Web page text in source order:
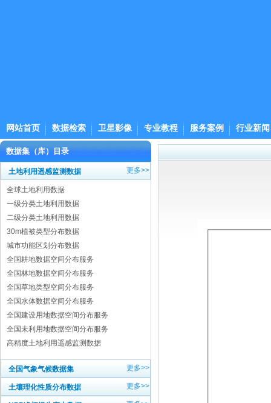
网站首页 数据检索 卫星影像 专业教程 服务案例 行业新闻
数据集（库）目录
土地利用遥感监测数据 更多>>
全球土地利用数据
一级分类土地利用数据
二级分类土地利用数据
30m植被类型分布数据
城市功能区划分布数据
全国耕地数据空间分布服务
全国林地数据空间分布服务
全国草地类型空间分布服务
全国水体数据空间分布服务
全国建设用地数据空间分布服务
全国未利用地数据空间分布服务
高精度土地利用遥感监测数据
全国气象气候数据集 更多>>
土壤理化性质分布数据 更多>>